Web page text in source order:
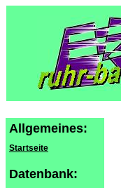
Allgemeines:
Startseite
Datenbank: